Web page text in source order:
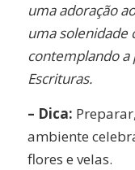
uma adoração
uma solenidade
contemplando a
Escrituras.
– Dica:
ambiente
flores e velas.